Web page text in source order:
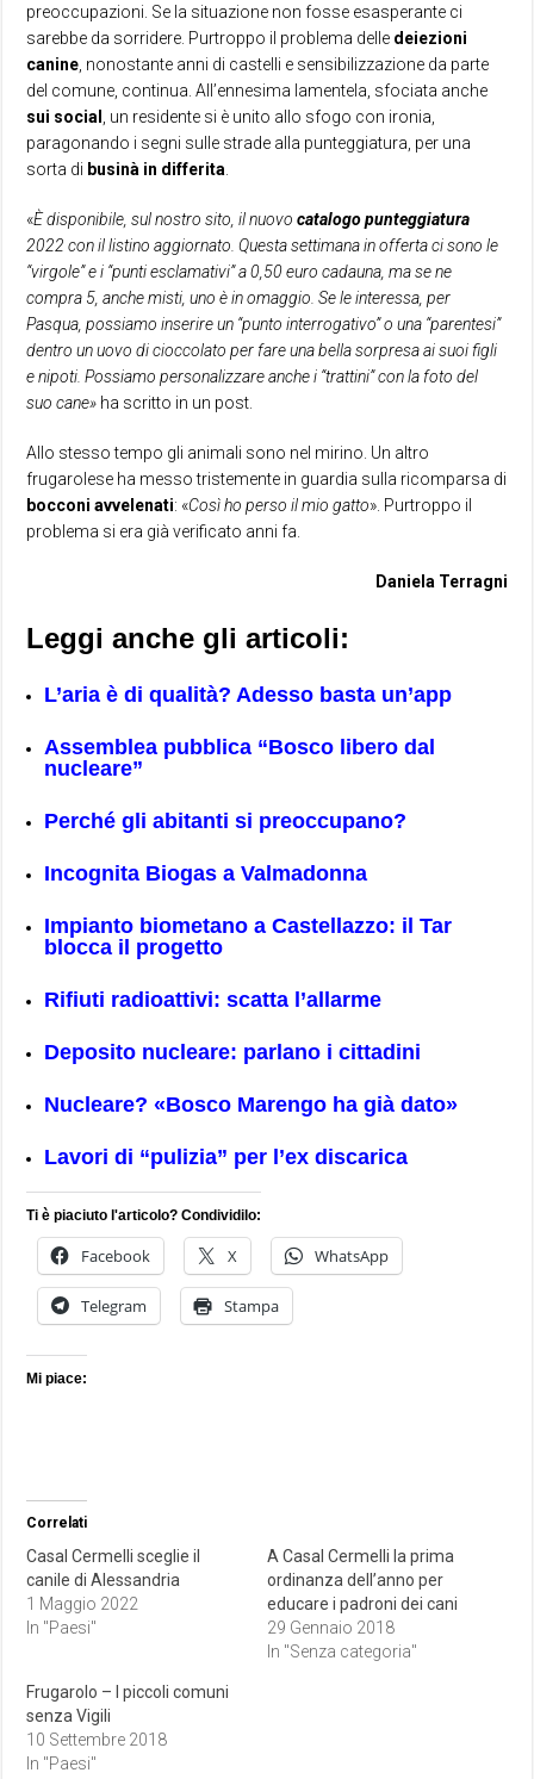
preoccupazioni. Se la situazione non fosse esasperante ci
sarebbe da sorridere. Purtroppo il problema delle deiezioni
canine , nonostante anni di castelli e sensibilizzazione da parte
del comune, continua. All’ennesima lamentela, sfociata anche
sui social
, un residente si è unito allo sfogo con ironia,
paragonando i segni sulle strade alla punteggiatura, per una
sorta di businà in differita
«È disponibile, sul nostro sito, il nuovocatalogo punteggiatura
2022 con il listino aggiornato. Questa settimana in offerta ci sono le
“virgole” e i “punti esclamativi” a 0,50 euro cadauna, ma se ne
compra 5, anche misti, uno è in omaggio. Se le interessa, per
Pasqua, possiamo inserire un “punto interrogativo” o una “parentesi”
dentro un uovo di cioccolato per fare una bella sorpresa ai suoi figli
e nipoti. Possiamo personalizzare anche i “trattini” con la foto del
suo cane» ha scritto in un post.
Allo stesso tempo gli animali sono nel mirino. Un altro
frugarolese ha messo tristemente in guardia sulla ricomparsa di
bocconi avvelenati: «Così ho perso il mio gatto». Purtroppo il
problema si era già verificato anni fa.
Daniela Terragni
Leggi anche gli articoli:
L’aria è di qualità? Adesso basta un’app
Assemblea pubblica “Bosco libero dal
nucleare”
Perché gli abitanti si preoccupano?
Incognita Biogas a Valmadonna
Impianto biometano a Castellazzo: il Tar
blocca il progetto
Rifiuti radioattivi: scatta l’allarme
Deposito nucleare: parlano i cittadini
Nucleare? «Bosco Marengo ha già dato»
Lavori di “pulizia” per l’ex discarica
Ti è piaciuto l'articolo? Condividilo:
Facebook X WhatsApp
Telegram Stampa
Mi piace:
Correlati
Casal Cermelli sceglie il
canile di Alessandria
1 Maggio 2022
In "Paesi"
A Casal Cermelli la prima
ordinanza dell’anno per
educare i padroni dei cani
29 Gennaio 2018
In "Senza categoria"
Frugarolo – I piccoli comuni
senza Vigili
10 Settembre 2018
In "Paesi"